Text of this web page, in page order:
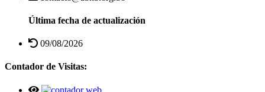
Última fecha de actualización
09/08/2026
Contador de Visitas: